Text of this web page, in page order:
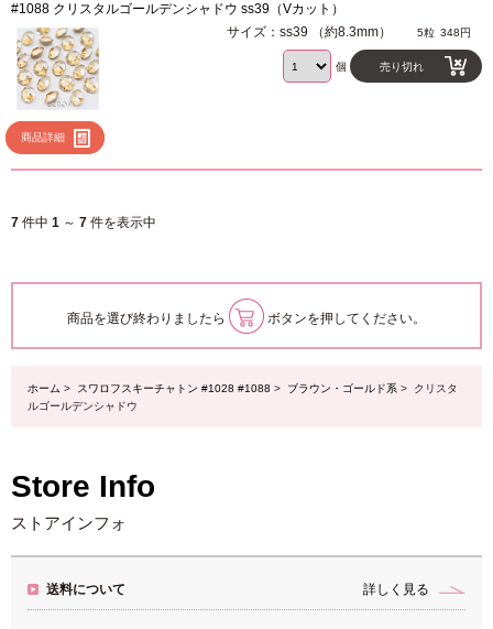
#1088 クリスタルゴールデンシャドウ ss39（Vカット）
商品詳細
サイズ：ss39 （約8.3mm） 5粒 348円
個 売り切れ
7 件中 1 ～ 7 件を表示中
商品を選び終わりましたら ボタンを押してください。
ホーム > スワロフスキーチャトン #1028 #1088 > ブラウン・ゴールド系 > クリスタ
ルゴールデンシャドウ
Store Info
ストアインフォ
送料について 詳しく見る